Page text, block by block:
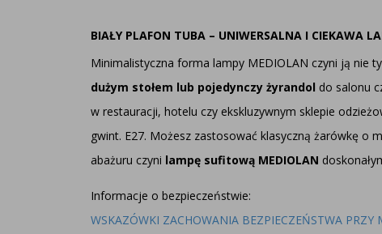
BIAŁY PLAFON TUBA – UNIWERSALNA I CIEKAWA
Minimalistyczna forma lampy MEDIOLAN czyni ją nie
dużym stołem lub pojedynczy żyrandol do salonu
w restauracji, hotelu czy ekskluzywnym sklepie
gwint. E27. Możesz zastosować klasyczną żarówkę o
abażuru czyni lampę sufitową MEDIOLAN
Informacje o bezpieczeństwie:
WSKAZÓWKI ZACHOWANIA BEZPIECZEŃSTWA